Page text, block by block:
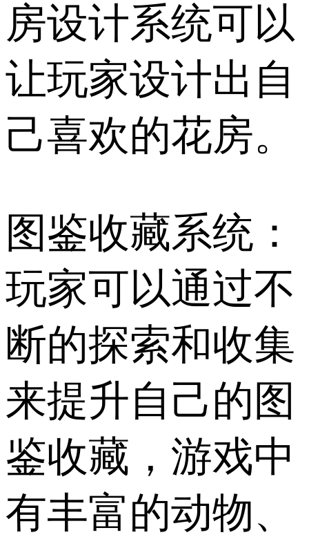
房设计系统可以
让玩家设计出自
己喜欢的花房。
图鉴收藏系统：
玩家可以通过不
断的探索和收集
来提升自己的图
鉴收藏，游戏中
有丰富的动物、